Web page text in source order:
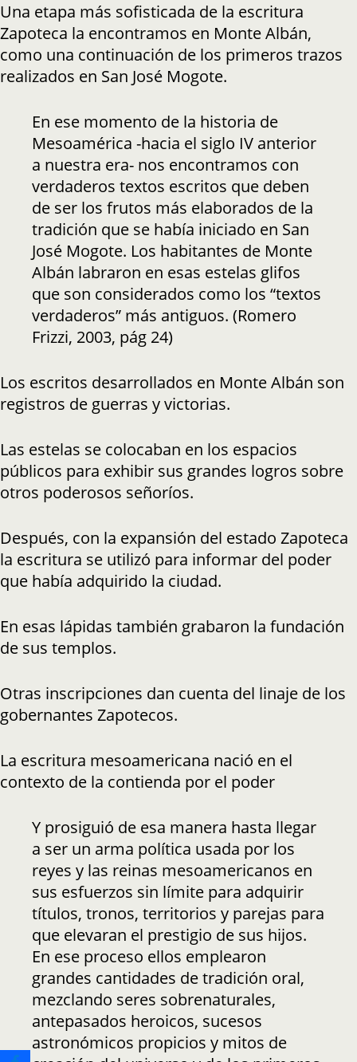
Una etapa más sofisticada de la escritura
Zapoteca la encontramos en Monte Albán,
como una continuación de los primeros trazos
realizados en San José Mogote.
En ese momento de la historia de
Mesoamérica -hacia el siglo IV anterior
a nuestra era- nos encontramos con
verdaderos textos escritos que deben
de ser los frutos más elaborados de la
tradición que se había iniciado en San
José Mogote. Los habitantes de Monte
Albán labraron en esas estelas glifos
que son considerados como los “textos
verdaderos” más antiguos. (Romero
Frizzi, 2003, pág 24)
Los escritos desarrollados en Monte Albán son
registros de guerras y victorias.
Las estelas se colocaban en los espacios
públicos para exhibir sus grandes logros sobre
otros poderosos señoríos.
Después, con la expansión del estado Zapoteca
la escritura se utilizó para informar del poder
que había adquirido la ciudad.
En esas lápidas también grabaron la fundación
de sus templos.
Otras inscripciones dan cuenta del linaje de los
gobernantes Zapotecos.
La escritura mesoamericana nació en el
contexto de la contienda por el poder
Y prosiguió de esa manera hasta llegar
a ser un arma política usada por los
reyes y las reinas mesoamericanos en
sus esfuerzos sin límite para adquirir
títulos, tronos, territorios y parejas para
que elevaran el prestigio de sus hijos.
En ese proceso ellos emplearon
grandes cantidades de tradición oral,
mezclando seres sobrenaturales,
antepasados heroicos, sucesos
astronómicos propicios y mitos de